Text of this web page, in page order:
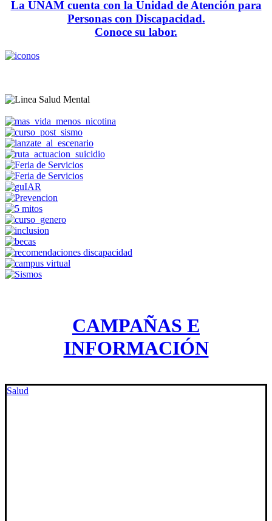
La UNAM cuenta con la Unidad de Atención para
Personas con Discapacidad.
Conoce su labor.
CAMPAÑAS E
INFORMACIÓN
Salud